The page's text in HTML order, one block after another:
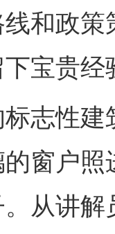
和政
宝贵经
志性建
窗户
从讲